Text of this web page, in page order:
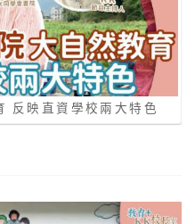
反映直資學校兩大特色